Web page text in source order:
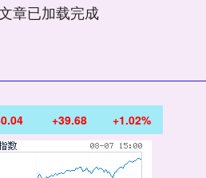
章已加载完成
+39.68 +1.02%